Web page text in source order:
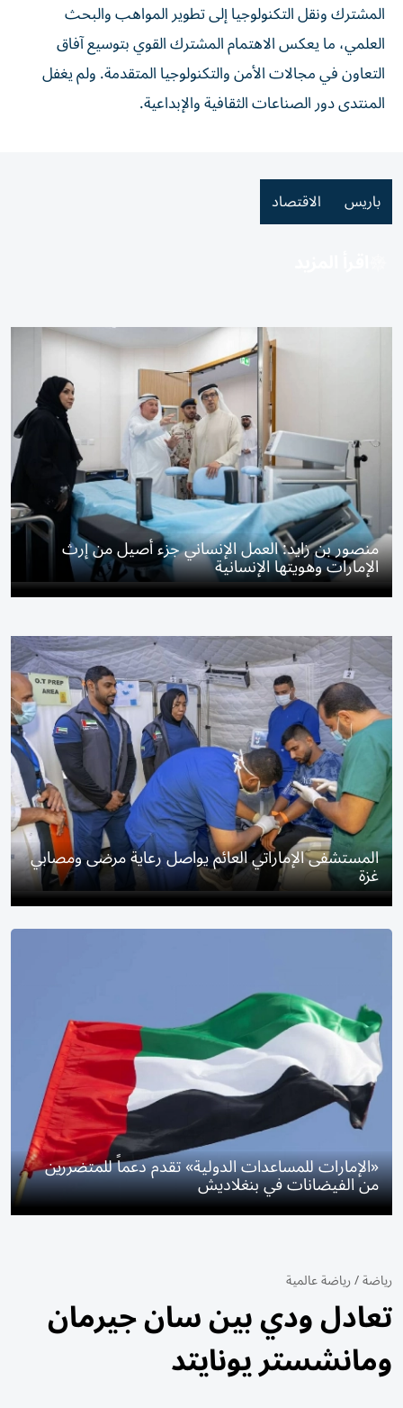
المشترك ونقل التكنولوجيا إلى تطوير المواهب والبحث
العلمي، ما يعكس الاهتمام المشترك القوي بتوسيع آفاق
التعاون في مجالات الأمن والتكنولوجيا المتقدمة. ولم يغفل
المنتدى دور الصناعات الثقافية والإبداعية.
باريس الاقتصاد
منصور بن زايد: العمل الإنساني جزء أصيل من إرث
الإمارات وهويتها الإنسانية
المستشفى الإماراتي العائم يواصل رعاية مرضى ومصابي
غزة
«الإمارات للمساعدات الدولية» تقدم دعماً للمتضررين
من الفيضانات في بنغلاديش
رياضة/رياضة عالمية
تعادل ودي بين سان جيرمان
ومانشستر يونايتد